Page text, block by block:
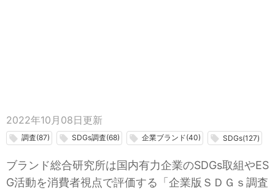
2022年10月08日 更新
local_offer 調査(87) local_offer SDGs調査(68) local_offer 企業ブランド(40) local_offer SDGs(127)
ブランド総合研究所は国内有力企業のSDGs取組やES
G活動を消費者視点で評価する「企業版ＳＤＧｓ調査